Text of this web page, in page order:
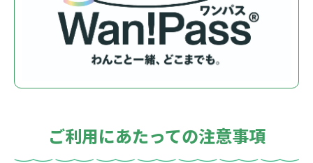
ご利用にあたっての注意事項